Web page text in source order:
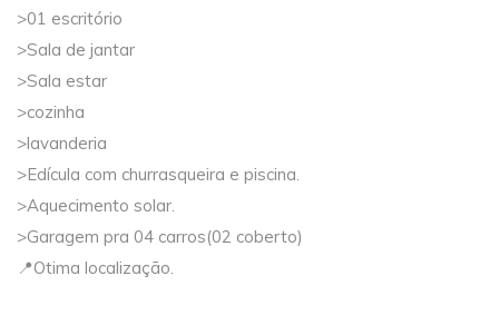
>01 escritório
>Sala de jantar
>Sala estar
>cozinha
>lavanderia
>Edícula com churrasqueira e piscina.
>Aquecimento solar.
>Garagem pra 04 carros(02 coberto)
📍Otima localização.